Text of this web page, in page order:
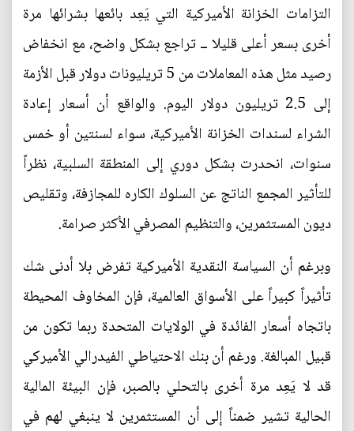
التزامات الخزانة الأميركية التي يَعِد بائعها بشرائها مرة
أخرى بسعر أعلى قليلا ــ تراجع بشكل واضح، مع انخفاض
رصيد مثل هذه المعاملات من 5 تريليونات دولار قبل الأزمة
إلى 2.5 تريليون دولار اليوم. والواقع أن أسعار إعادة
الشراء لسندات الخزانة الأميركية، سواء لسنتين أو خمس
سنوات، انحدرت بشكل دوري إلى المنطقة السلبية، نظراً
للتأثير المجمع الناتج عن السلوك الكاره للمجازفة، وتقليص
ديون المستثمرين، والتنظيم المصرفي الأكثر صرامة.
وبرغم أن السياسة النقدية الأميركية تفرض بلا أدنى شك
تأثيراً كبيراً على الأسواق العالمية، فإن المخاوف المحيطة
باتجاه أسعار الفائدة في الولايات المتحدة ربما تكون من
قبيل المبالغة. ورغم أن بنك الاحتياطي الفيدرالي الأميركي
قد لا يَعِد مرة أخرى بالتحلي بالصبر، فإن البيئة المالية
الحالية تشير ضمناً إلى أن المستثمرين لا ينبغي لهم في